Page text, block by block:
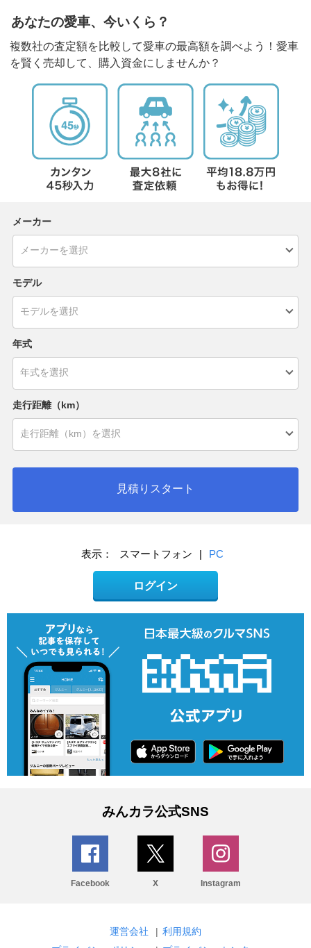
あなたの愛車、今いくら？
複数社の査定額を比較して愛車の最高額を調べよう！愛車
を賢く売却して、購入資金にしませんか？
メーカー
モデル
年式
走行距離（km）
見積りスタート
表示： スマートフォン | PC
ログイン
みんカラ公式SNS
Facebook X Instagram
運営会社 | 利用規約